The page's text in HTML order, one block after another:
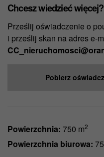
Chcesz wiedzieć więcej?
Prześlij oświadczenie o
i prześlij skan na adres e-
Pobierz
Powierzchnia: 750 m2
Powierzchnia biurowa: